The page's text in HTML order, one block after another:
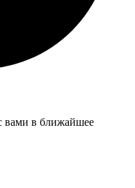
вами в ближайшее